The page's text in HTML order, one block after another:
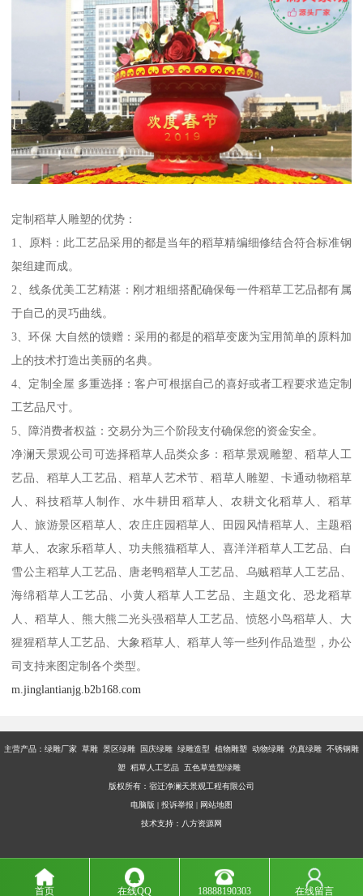
定制稻草人雕塑的优势：
1、原料：此工艺品采用的都是当年的稻草精编细修结合符合标准钢
架组建而成。
2、线条优美工艺精湛：刚才粗细搭配确保每一件稻草工艺品都有属
于自己的灵巧曲线。
3、环保 大自然的馈赠：采用的都是的稻草变废为宝用简单的原料加
上的技术打造出美丽的名典。
4、定制全屋 多重选择：客户可根据自己的喜好或者工程要求造定制
工艺品尺寸。
5、障消费者权益：交易分为三个阶段支付确保您的资金安全。
净澜天景观公司可选择稻草人品类众多：稻草景观雕塑、稻草人工
艺品、稻草人工艺品、稻草人艺术节、稻草人雕塑、卡通动物稻草
人、科技稻草人制作、水牛耕田稻草人、农耕文化稻草人、稻草
人、旅游景区稻草人、农庄庄园稻草人、田园风情稻草人、主题稻
草人、农家乐稻草人、功夫熊猫稻草人、喜洋洋稻草人工艺品、白
雪公主稻草人工艺品、唐老鸭稻草人工艺品、乌贼稻草人工艺品、
海绵稻草人工艺品、小黄人稻草人工艺品、主题文化、恐龙稻草
人、稻草人、熊大熊二光头强稻草人工艺品、愤怒小鸟稻草人、大
猩猩稻草人工艺品、大象稻草人、稻草人等一些列作品造型，办公
司支持来图定制各个类型。
m.jinglantianjg.b2b168.com
主营产品： 绿雕厂家 草雕 景区绿雕 国庆绿雕 绿雕造型 植物雕塑 动物绿雕 仿真绿雕 不锈钢雕
塑 稻草人工艺品 五色草造型绿雕
版权所有：宿迁净澜天景观工程有限公司
电脑版 投诉举报 网站地图
技术支持： 八方资源网
首页 在线QQ 18888190303 在线留言